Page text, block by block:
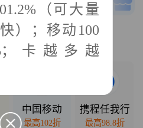
中国移动
最高102折
携程任我行
最高98.8折
（可大量
）；移动100
；卡越多越